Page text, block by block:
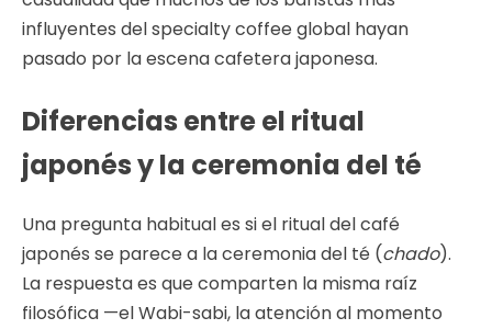
influyentes del specialty coffee global hayan
pasado por la escena cafetera japonesa.
Diferencias entre el ritual
japonés y la ceremonia del té
Una pregunta habitual es si el ritual del café
japonés se parece a la ceremonia del té (chado).
La respuesta es que comparten la misma raíz
filosófica —el Wabi-sabi, la atención al momento